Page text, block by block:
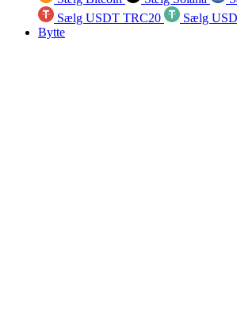
Sælg USDT TRC20
Sælg
Bytte